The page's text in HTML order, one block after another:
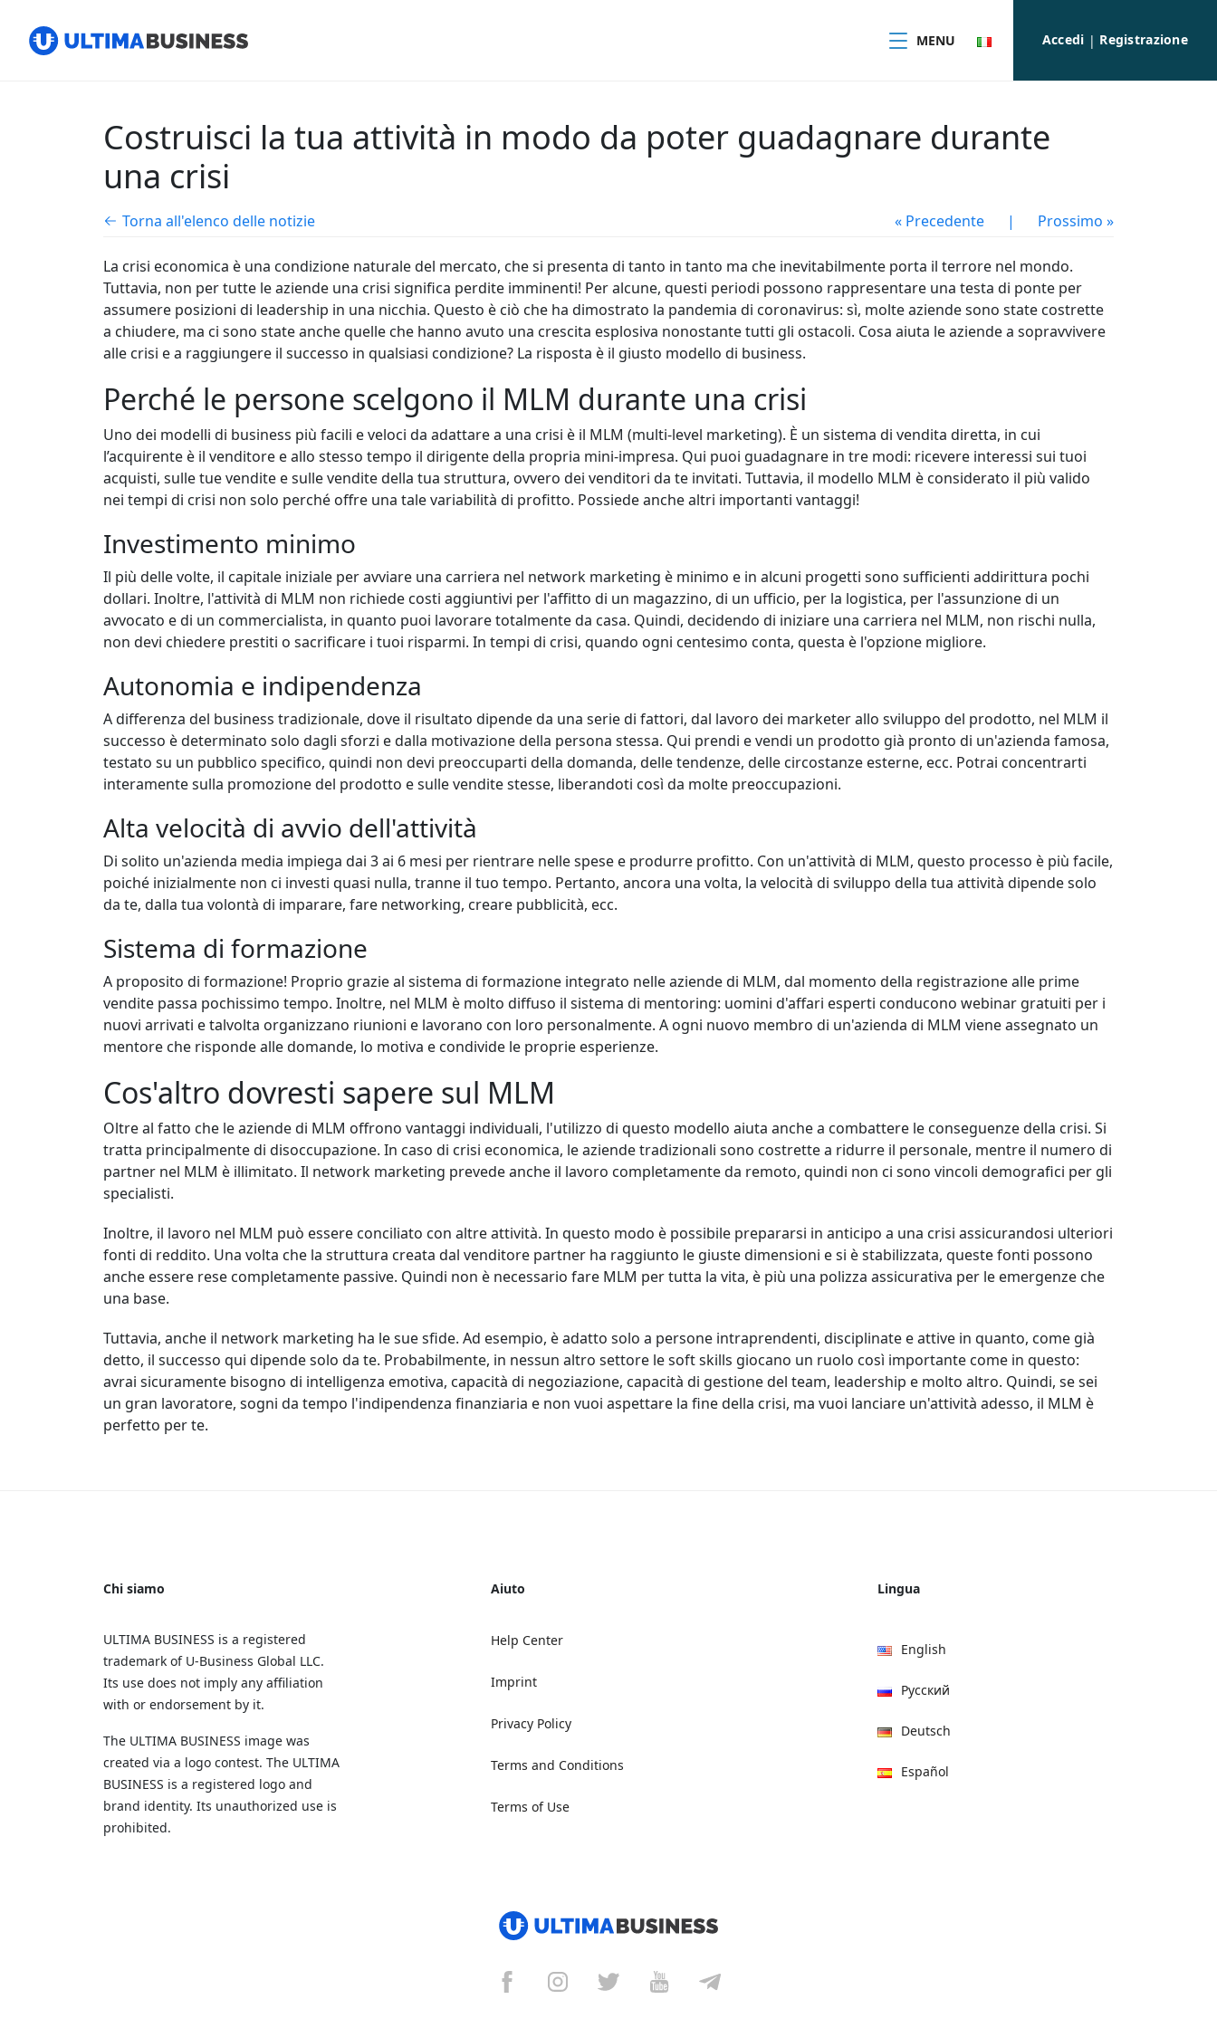
MENU Accedi | Registrazione
Costruisci la tua attività in modo da poter guadagnare durante
una crisi
Torna all'elenco delle notizie « Precedente | Prossimo »
La crisi economica è una condizione naturale del mercato, che si presenta di tanto in tanto ma che inevitabilmente porta il terrore nel mondo.
Tuttavia, non per tutte le aziende una crisi significa perdite imminenti! Per alcune, questi periodi possono rappresentare una testa di ponte per
assumere posizioni di leadership in una nicchia. Questo è ciò che ha dimostrato la pandemia di coronavirus: sì, molte aziende sono state costrette
a chiudere, ma ci sono state anche quelle che hanno avuto una crescita esplosiva nonostante tutti gli ostacoli. Cosa aiuta le aziende a sopravvivere
alle crisi e a raggiungere il successo in qualsiasi condizione? La risposta è il giusto modello di business.
Perché le persone scelgono il MLM durante una crisi
Uno dei modelli di business più facili e veloci da adattare a una crisi è il MLM (multi-level marketing). È un sistema di vendita diretta, in cui
l’acquirente è il venditore e allo stesso tempo il dirigente della propria mini-impresa. Qui puoi guadagnare in tre modi: ricevere interessi sui tuoi
acquisti, sulle tue vendite e sulle vendite della tua struttura, ovvero dei venditori da te invitati. Tuttavia, il modello MLM è considerato il più valido
nei tempi di crisi non solo perché offre una tale variabilità di profitto. Possiede anche altri importanti vantaggi!
Investimento minimo
Il più delle volte, il capitale iniziale per avviare una carriera nel network marketing è minimo e in alcuni progetti sono sufficienti addirittura pochi
dollari. Inoltre, l'attività di MLM non richiede costi aggiuntivi per l'affitto di un magazzino, di un ufficio, per la logistica, per l'assunzione di un
avvocato e di un commercialista, in quanto puoi lavorare totalmente da casa. Quindi, decidendo di iniziare una carriera nel MLM, non rischi nulla,
non devi chiedere prestiti o sacrificare i tuoi risparmi. In tempi di crisi, quando ogni centesimo conta, questa è l'opzione migliore.
Autonomia e indipendenza
A differenza del business tradizionale, dove il risultato dipende da una serie di fattori, dal lavoro dei marketer allo sviluppo del prodotto, nel MLM il
successo è determinato solo dagli sforzi e dalla motivazione della persona stessa. Qui prendi e vendi un prodotto già pronto di un'azienda famosa,
testato su un pubblico specifico, quindi non devi preoccuparti della domanda, delle tendenze, delle circostanze esterne, ecc. Potrai concentrarti
interamente sulla promozione del prodotto e sulle vendite stesse, liberandoti così da molte preoccupazioni.
Alta velocità di avvio dell'attività
Di solito un'azienda media impiega dai 3 ai 6 mesi per rientrare nelle spese e produrre profitto. Con un'attività di MLM, questo processo è più facile,
poiché inizialmente non ci investi quasi nulla, tranne il tuo tempo. Pertanto, ancora una volta, la velocità di sviluppo della tua attività dipende solo
da te, dalla tua volontà di imparare, fare networking, creare pubblicità, ecc.
Sistema di formazione
A proposito di formazione! Proprio grazie al sistema di formazione integrato nelle aziende di MLM, dal momento della registrazione alle prime
vendite passa pochissimo tempo. Inoltre, nel MLM è molto diffuso il sistema di mentoring: uomini d'affari esperti conducono webinar gratuiti per i
nuovi arrivati e talvolta organizzano riunioni e lavorano con loro personalmente. A ogni nuovo membro di un'azienda di MLM viene assegnato un
mentore che risponde alle domande, lo motiva e condivide le proprie esperienze.
Cos'altro dovresti sapere sul MLM
Oltre al fatto che le aziende di MLM offrono vantaggi individuali, l'utilizzo di questo modello aiuta anche a combattere le conseguenze della crisi. Si
tratta principalmente di disoccupazione. In caso di crisi economica, le aziende tradizionali sono costrette a ridurre il personale, mentre il numero di
partner nel MLM è illimitato. Il network marketing prevede anche il lavoro completamente da remoto, quindi non ci sono vincoli demografici per gli
specialisti.
Inoltre, il lavoro nel MLM può essere conciliato con altre attività. In questo modo è possibile prepararsi in anticipo a una crisi assicurandosi ulteriori
fonti di reddito. Una volta che la struttura creata dal venditore partner ha raggiunto le giuste dimensioni e si è stabilizzata, queste fonti possono
anche essere rese completamente passive. Quindi non è necessario fare MLM per tutta la vita, è più una polizza assicurativa per le emergenze che
una base.
Tuttavia, anche il network marketing ha le sue sfide. Ad esempio, è adatto solo a persone intraprendenti, disciplinate e attive in quanto, come già
detto, il successo qui dipende solo da te. Probabilmente, in nessun altro settore le soft skills giocano un ruolo così importante come in questo:
avrai sicuramente bisogno di intelligenza emotiva, capacità di negoziazione, capacità di gestione del team, leadership e molto altro. Quindi, se sei
un gran lavoratore, sogni da tempo l'indipendenza finanziaria e non vuoi aspettare la fine della crisi, ma vuoi lanciare un'attività adesso, il MLM è
perfetto per te.
Chi siamo
ULTIMA BUSINESS is a registered
trademark of U‑Business Global LLC.
Its use does not imply any affiliation
with or endorsement by it.
The ULTIMA BUSINESS image was
created via a logo contest. The ULTIMA
BUSINESS is a registered logo and
brand identity. Its unauthorized use is
prohibited.
Aiuto
Help Center
Imprint
Privacy Policy
Terms and Conditions
Terms of Use
Lingua
English
Русский
Deutsch
Español